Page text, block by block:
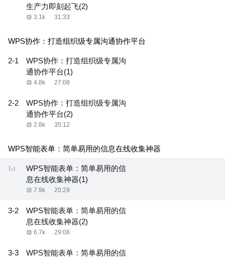
生产力即刻起飞(2)
3.1k 31:33
WPS协作：打造组织级专属沟通协作平台
2-1
WPS协作：打造组织级专属沟
通协作平台(1)
4.8k 27:08
2-2
WPS协作：打造组织级专属沟
通协作平台(2)
2.8k 35:12
WPS智能表单：简单易用的信息在线收集神器
WPS智能表单：简单易用的信
息在线收集神器(1)
7.9k 20:29
3-2
WPS智能表单：简单易用的信
息在线收集神器(2)
6.7k 29:08
3-3
WPS智能表单：简单易用的信